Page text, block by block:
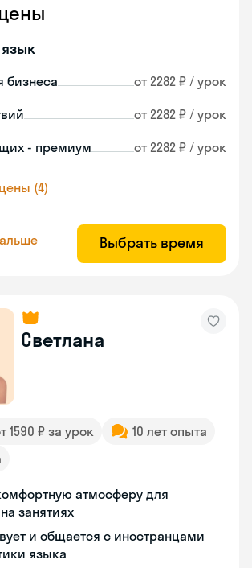
бизнеса от 2282 ₽ / урок
от 2282 ₽ / урок
- премиум от 2282 ₽ / урок
(4)
Выбрать время
Светлана
1590 ₽ за урок
10 лет опыта
атмосферу для
занятиях
и общается с иностранцами
языка